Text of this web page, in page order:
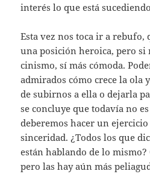
interés lo que está
Esta vez nos toca ir a rebufo,
una posición heroica, pero si
cinismo, sí más cómoda.
admirados cómo crece la ola
de subirnos a ella o dejarla
se concluye que todavía no
deberemos hacer un
sinceridad. ¿Todos los que
están hablando de lo
pero las hay aún más